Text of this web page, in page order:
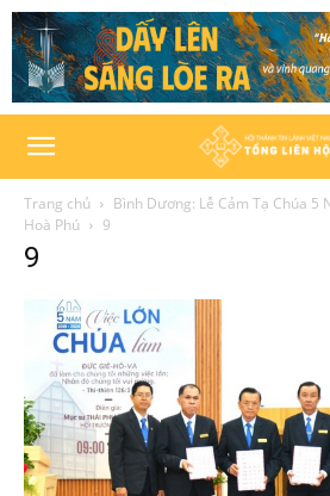
Trang chủ
Bình Dương: Lễ Cảm Tạ Chúa 5
Hoà Phú
9
9